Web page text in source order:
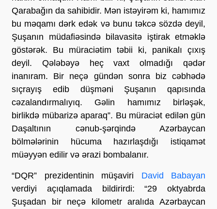
Qarabağın da sahibidir. Mən istəyirəm ki, hamımız
bu məqamı dərk edək və bunu təkcə sözdə deyil,
Şuşanın müdafiəsində bilavasitə iştirak etməklə
göstərək. Bu müraciətim təbii ki, panikalı çıxış
deyil. Qələbəyə heç vaxt olmadığı qədər
inanıram. Bir neçə gündən sonra biz cəbhədə
sıçrayış edib düşməni Şuşanın qapısında
cəzalandırmalıyıq. Gəlin hamımız birləşək,
birlikdə mübarizə aparaq”. Bu müraciət edilən gün
Daşaltının cənub-şərqində Azərbaycan
bölmələrinin hücuma hazırlaşdığı istiqamət
müəyyən edilir və ərazi bombalanır.
“DQR” prezidentinin müşaviri David Babayan
verdiyi açıqlamada bildirirdi: “29 oktyabrda
Şuşadan bir neçə kilometr aralıda Azərbaycan